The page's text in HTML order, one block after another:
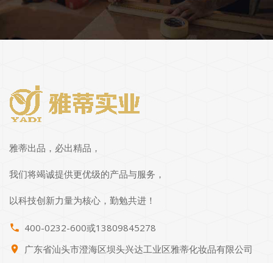
雅蒂出品，必出精品，
我们将竭诚提供更优级的产品与服务，
以科技创新力量为核心，勤勉共进！
phone 400-0232-600或13809845278
place 广东省汕头市澄海区坝头兴达工业区雅蒂化妆品有限公司